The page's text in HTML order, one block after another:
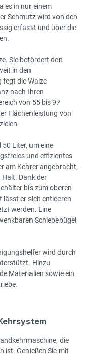
es in nur einem
Schmutz wird von den
erfasst und über die
Sie befördert den
in den
fegt die Walze
nach Ihren
von 55 bis 97
Flächenleistung von
Liter, um eine
und effizientes
am Kehrer angebracht,
Halt. Dank der
bis zum oberen
er sich entleeren
werden. Eine
Schiebebügel
wird durch
Hinzu
Materialien sowie ein
die
ist. Genießen Sie mit